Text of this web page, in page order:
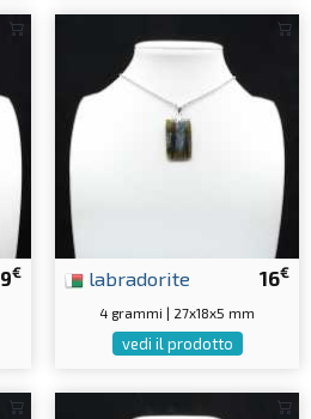
9€ 16€
labradorite
4 grammi | 27x18x5 mm
vedi il prodotto